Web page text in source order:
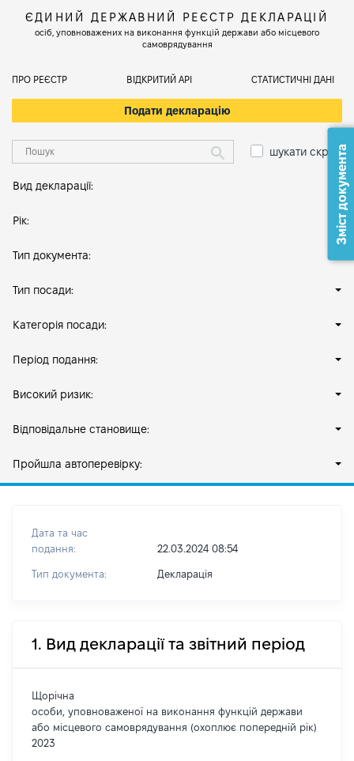
ЄДИНИЙ ДЕРЖАВНИЙ РЕЄСТР ДЕКЛАРАЦІЙ
осіб, уповноважених на виконання функцій держави або місцевого
самоврядування
ПРО РЕЄСТР ВІДКРИТИЙ АРІ СТАТИСТИЧНІ ДАНІ
Подати декларацію
шукати скрізь
Вид декларації:
Рік:
Тип документа:
Тип посади:
Категорія посади:
Період подання:
Високий ризик:
Відповідальне становище:
Пройшла автоперевірку:
Дата та час
подання:
22.03.2024 08:54
Тип документа: Декларація
1. Вид декларації та звітний період
Щорічна
особи, уповноваженої на виконання функцій держави
або місцевого самоврядування (охоплює попередній рік)
2023
Зміст документа